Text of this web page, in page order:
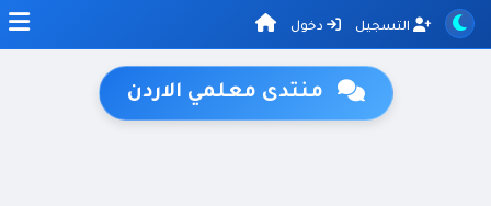
التسجيل دخول
منتدى معلمي الاردن